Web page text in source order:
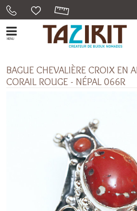
MENU
BAGUE CHEVALIÈRE CROIX EN
CORAIL ROUGE - NÉPAL 066R